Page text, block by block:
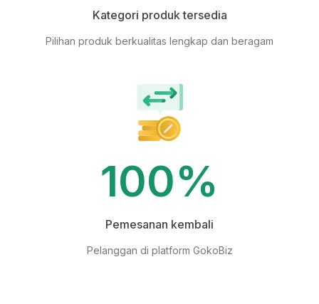
Kategori produk tersedia
Pilihan produk berkualitas lengkap dan beragam
100%
Pemesanan kembali
Pelanggan di platform GokoBiz